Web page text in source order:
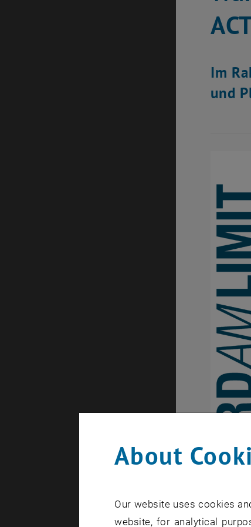
Im
und
About
Our website uses cookies
website, for analytical